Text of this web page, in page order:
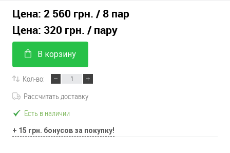
Цена: 2 560 грн. / 8 пар
Цена: 320 грн. / пару
В корзину
Кол-во:
Рассчитать доставку
Есть в наличии
+ 15 грн. бонусов за покупку!